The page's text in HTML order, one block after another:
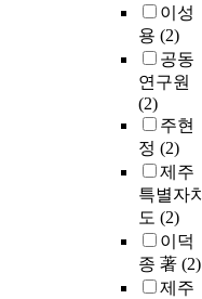
이성
용 (2)
공동
연구원
(2)
주현
정 (2)
제주
특별자치
도 (2)
이덕
종 著 (2)
제주